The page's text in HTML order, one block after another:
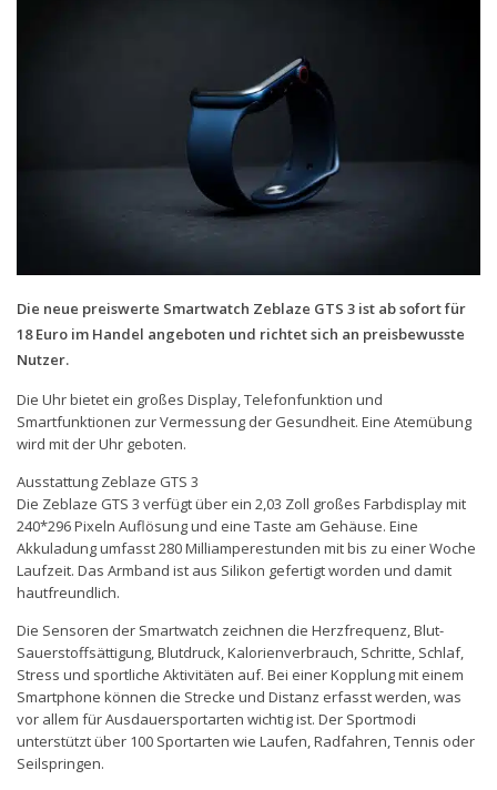
Smartphonetarife
Prepaid-Tarife
Datentarife
Flatrate-Prepaidtarife
Mobilfunk-Tarifrechner
Flatrate-Datentarife
Die neue preiswerte Smartwatch Zeblaze GTS 3 ist ab sofort für
18 Euro im Handel angeboten und richtet sich an preisbewusste
Nutzer.
Die Uhr bietet ein großes Display, Telefonfunktion und
Smartfunktionen zur Vermessung der Gesundheit. Eine Atemübung
wird mit der Uhr geboten.
Ausstattung Zeblaze GTS 3
Die Zeblaze GTS 3 verfügt über ein 2,03 Zoll großes Farbdisplay mit
240*296 Pixeln Auflösung und eine Taste am Gehäuse. Eine
Akkuladung umfasst 280 Milliamperestunden mit bis zu einer Woche
Laufzeit. Das Armband ist aus Silikon gefertigt worden und damit
hautfreundlich.
Die Sensoren der Smartwatch zeichnen die Herzfrequenz, Blut-
Sauerstoffsättigung, Blutdruck, Kalorienverbrauch, Schritte, Schlaf,
Stress und sportliche Aktivitäten auf. Bei einer Kopplung mit einem
Smartphone können die Strecke und Distanz erfasst werden, was
vor allem für Ausdauersportarten wichtig ist. Der Sportmodi
unterstützt über 100 Sportarten wie Laufen, Radfahren, Tennis oder
Seilspringen.